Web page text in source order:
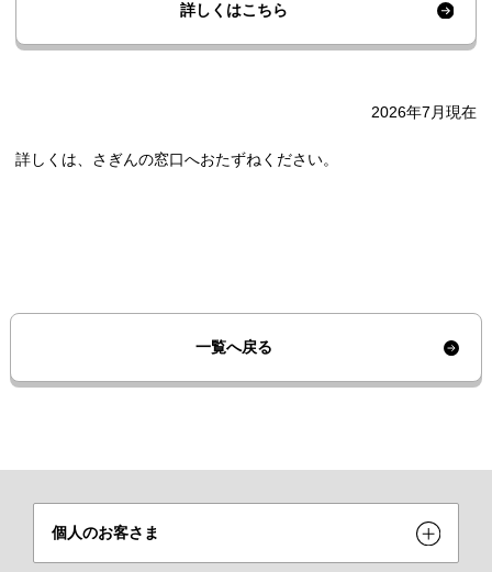
詳しくはこちら
2026年7月現在
詳しくは、さぎんの窓口へおたずねください。
一覧へ戻る
個人のお客さま